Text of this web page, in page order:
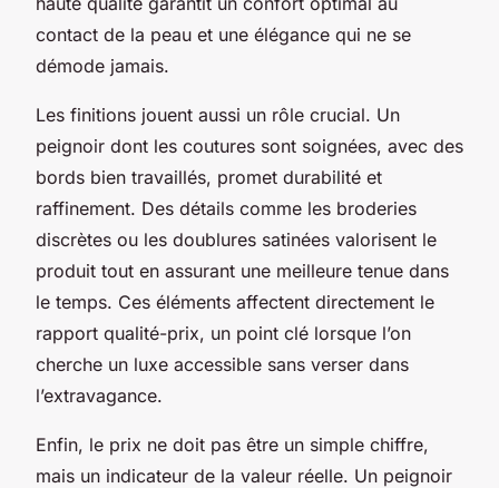
contact de la peau et une élégance qui ne se
démode jamais.
Les finitions jouent aussi un rôle crucial. Un
peignoir dont les coutures sont soignées, avec des
bords bien travaillés, promet durabilité et
raffinement. Des détails comme les broderies
discrètes ou les doublures satinées valorisent le
produit tout en assurant une meilleure tenue dans
le temps. Ces éléments affectent directement le
rapport qualité-prix, un point clé lorsque l’on
cherche un luxe accessible sans verser dans
l’extravagance.
Enfin, le prix ne doit pas être un simple chiffre,
mais un indicateur de la valeur réelle. Un peignoir